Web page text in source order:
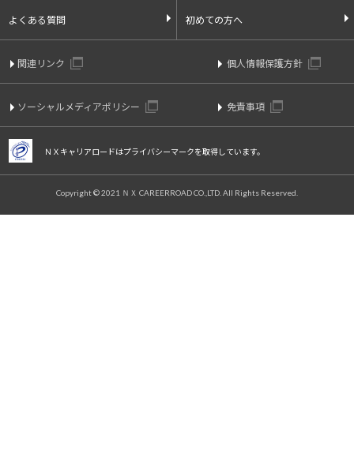
よくある質問 初めての方へ
関連リンク 個人情報保護方針
ソーシャルメディアポリシー 免責事項
ＮＸキャリアロードはプライバシーマークを取得しています。
Copyright © 2021 ＮＸ CAREERROAD CO.,LTD. All Rights Reserved.